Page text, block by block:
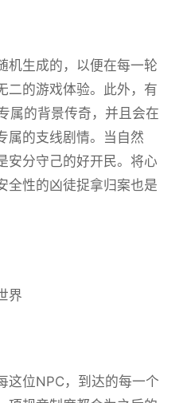
机生成的，以便在每一轮
二的游戏体验。此外，有
属的背景传奇，并且会在
属的支线剧情。当自然
安分守己的好开民。将心
全性的凶徒捉拿归案也是
界
这位NPC，到达的每一个